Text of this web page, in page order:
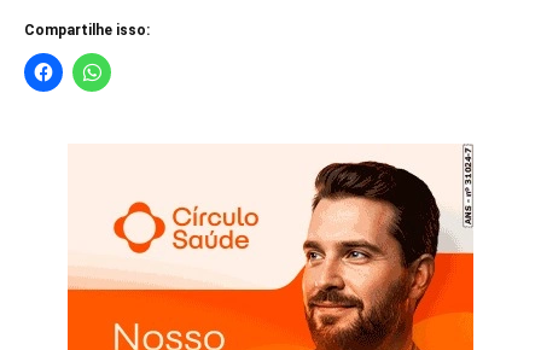
Compartilhe isso: